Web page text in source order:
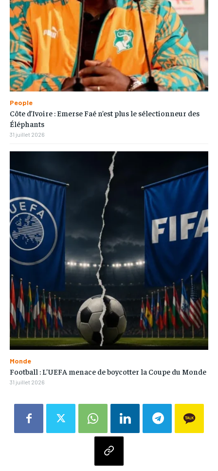
People
Côte d’Ivoire : Emerse Faé n’est plus le sélectionneur des
Éléphants
31 juillet 2026
Monde
Football : L’UEFA menace de boycotter la Coupe du Monde
31 juillet 2026